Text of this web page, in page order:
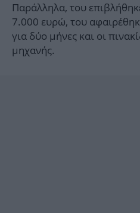
Παράλληλα, του
7.000 ευρώ, του
για δύο μήνες και οι
μηχανής.